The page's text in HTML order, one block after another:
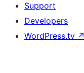
Support
Developers
WordPress.tv ↗